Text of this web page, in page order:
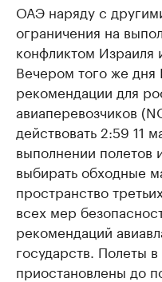
ОАЭ наряду с
ограничения на
конфликтом Израиля
Вечером того же дня
рекомендации для
авиаперевозчиков
действовать 2:59 11
выполнении полетов
выбирать обходные
пространство
всех мер
рекомендаций
государств. Полеты
приостановлены до